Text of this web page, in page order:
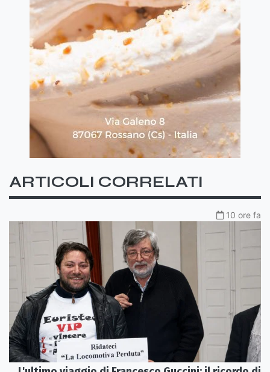
ARTICOLI CORRELATI
10 ore fa